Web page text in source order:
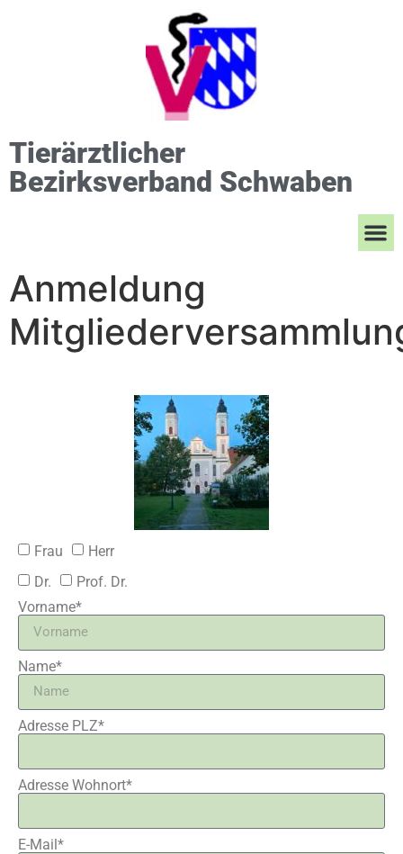
Tierärztlicher
Bezirksverband Schwaben
Anmeldung
Frau
Herr
Dr.
Prof. Dr.
Vorname*
Name*
Adresse PLZ*
Adresse Wohnort*
E-Mail*